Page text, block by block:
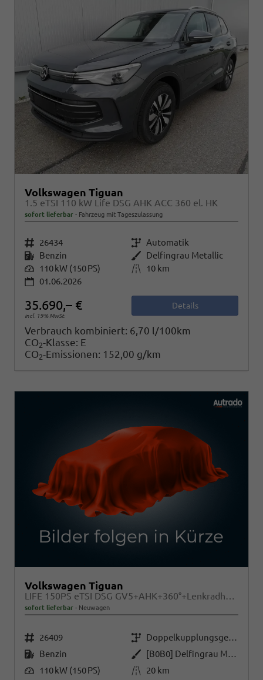
Volkswagen Tiguan
1.5 eTSI 110 kW Life DSG AHK ACC 360 el. HK
sofort lieferbar Fahrzeug mit Tageszulassung
Fahrzeugnr. 26434 Getriebe Automatik
Kraftstoff Benzin Außenfarbe Delfingrau Metallic
Leistung 110 kW (150 PS) Kilometerstand
10 km
01.06.2026
35.690,– €
incl. 19% MwSt.
Details
Verbrauch kombiniert: 6,70 l/100km
CO2-Klasse: E
CO2-Emissionen: 152,00 g/km
Volkswagen Tiguan
LIFE 150PS eTSI DSG GV5+AHK+360°+Lenkradheiz+IQ.Drive+ACC+App+eHeck+LED
sofort lieferbar Neuwagen
Fahrzeugnr. 26409 Getriebe
Doppelkupplungsgetriebe (DSG)
Kraftstoff Benzin Außenfarbe
[B0B0] Delfingrau Metallic
Leistung 110 kW (150 PS) Kilometerstand 20 km